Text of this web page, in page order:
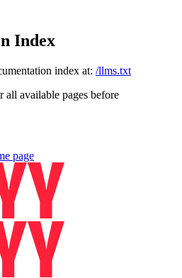
Index
index at: /llms.txt
all available pages before
page